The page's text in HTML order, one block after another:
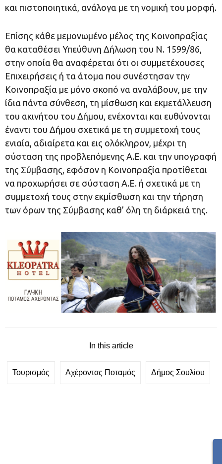
και πιστοποιητικά, ανάλογα με τη νομική του μορφή.
Επίσης κάθε μεμονωμένο μέλος της Κοινοπραξίας
θα καταθέσει Υπεύθυνη Δήλωση του Ν. 1599/86,
στην οποία θα αναφέρεται ότι οι συμμετέχουσες
Επιχειρήσεις ή τα άτομα που συνέστησαν την
Κοινοπραξία με μόνο σκοπό να αναλάβουν, με την
ίδια πάντα σύνθεση, τη μίσθωση και εκμετάλλευση
του ακινήτου του Δήμου, ενέχονται και ευθύνονται
έναντι του Δήμου σχετικά με τη συμμετοχή τους
ενιαία, αδιαίρετα και εις ολόκληρον, μέχρι τη
σύσταση της προβλεπόμενης Α.Ε. και την υπογραφή
της Σύμβασης, εφόσον η Κοινοπραξία προτίθεται
να προχωρήσει σε σύσταση Α.Ε. ή σχετικά με τη
συμμετοχή τους στην εκμίσθωση και την τήρηση
των όρων της Σύμβασης καθ’ όλη τη διάρκειά της.
In this article
Τουρισμός Αχέροντας Ποταμός Δήμος Σουλίου